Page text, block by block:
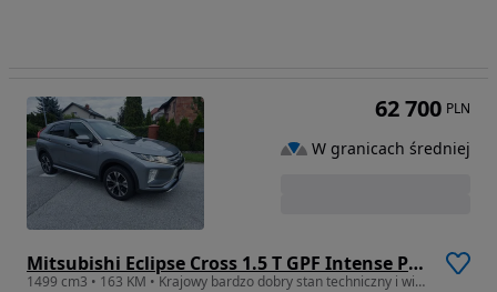
Mitsubishi Eclipse Cross 1.5 T GPF Intense Pro CVT
1499 cm3 • 163 KM • Krajowy bardzo dobry stan techniczny i wizualny,
62 700 PLN
W granicach średniej